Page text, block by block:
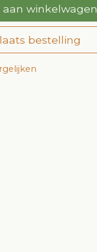
aan winkelwagen
bestelling